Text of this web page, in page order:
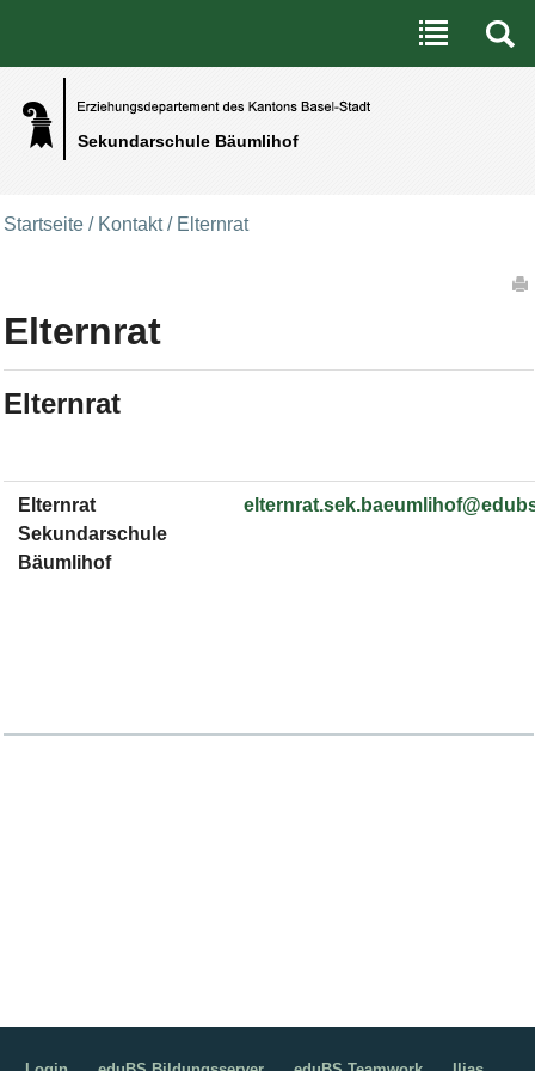
Sekundarschule Bäumlihof
Benutzerspezifische Werkzeuge
Direkt zum Inhalt|Direkt zur Navigation
Startseite / Kontakt / Elternrat
Elternrat
Elternrat
Elternrat
Sekundarschule
Bäumlihof